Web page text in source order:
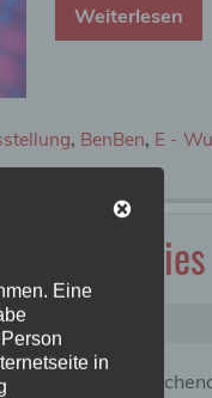
Weiterlesen
, BenBen, E -
Mit einem
Eine
in